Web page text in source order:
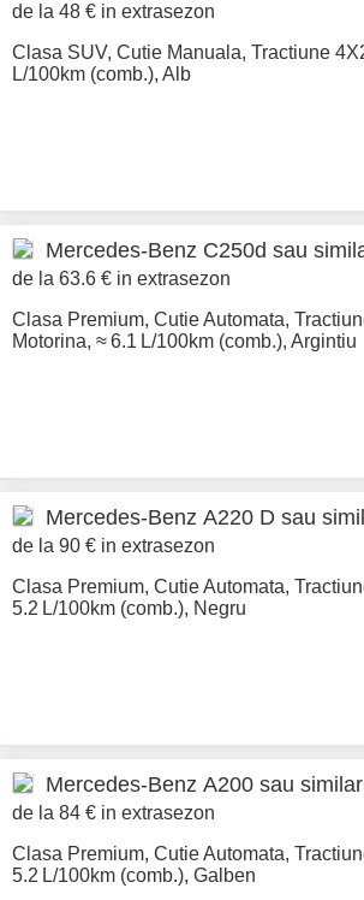
de la 48 € in extrasezon
Clasa SUV, Cutie Manuala, Tractiune
L/100km (comb.), Alb
Mercedes-Benz C250d sau
de la 63.6 € in extrasezon
Clasa Premium, Cutie Automata,
Motorina, ≈ 6.1 L/100km (comb.), Argintiu
Mercedes-Benz A220 D sau
de la 90 € in extrasezon
Clasa Premium, Cutie Automata,
5.2 L/100km (comb.), Negru
Mercedes-Benz A200 sau similar
de la 84 € in extrasezon
Clasa Premium, Cutie Automata,
5.2 L/100km (comb.), Galben